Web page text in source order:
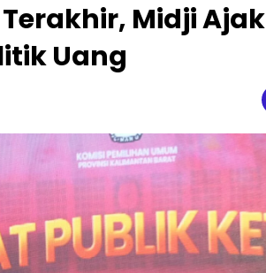
Midji Ajak
Uang